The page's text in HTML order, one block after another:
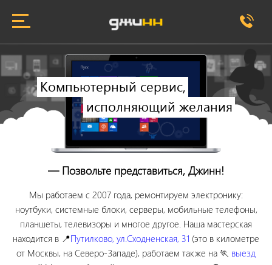
Компьютерный сервис,
исполняющий желания
— Позвольте представиться, Джинн!
Мы работаем с 2007 года, ремонтируем электронику:
ноутбуки, системные блоки, серверы, мобильные телефоны,
планшеты, телевизоры и многое другое. Наша мастерская
находится в 📍Путилково, ул.Сходненская, 31 (это в километре
от Москвы, на Северо-Западе), работаем также на 🏃 выезд